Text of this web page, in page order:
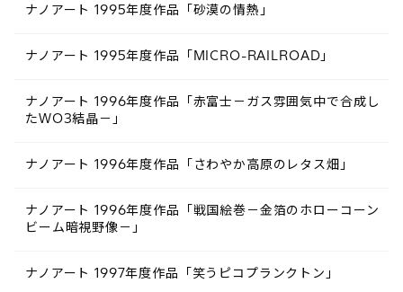
ナノアート 1995年度作品「砂漠の情熱」
ナノアート 1995年度作品「MICRO-RAILROAD」
ナノアート 1996年度作品「赤富士－ガス雰囲気中で合成し
たWO3結晶－」
ナノアート 1996年度作品「さわやか高原のレタス畑」
ナノアート 1996年度作品「戦国絵巻－金箔のホローコーン
ビーム暗視野像－」
ナノアート 1997年度作品「笑うピコプランクトン」